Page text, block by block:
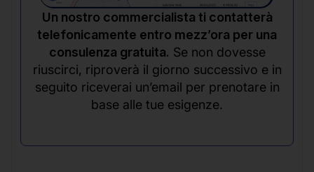
Un nostro commercialista ti contatterà
telefonicamente entro mezz’ora per una
consulenza gratuita. Se non dovesse
riuscirci, riproverà il giorno successivo e in
seguito riceverai un’email per prenotare in
base alle tue esigenze.